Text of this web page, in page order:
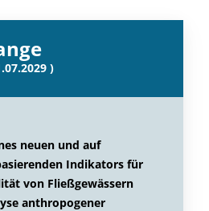
)
neuen und auf
Indikators für
von Fließgewässern
anthropogener